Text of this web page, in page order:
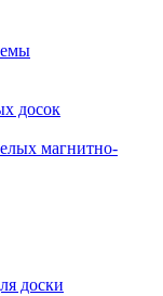
досок
магнитно-
доски